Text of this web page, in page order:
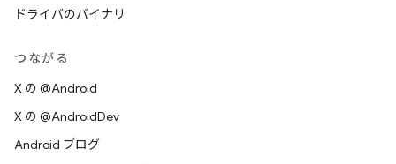
ドライバのバイナリ
つながる
X の @Android
X の @AndroidDev
Android ブログ